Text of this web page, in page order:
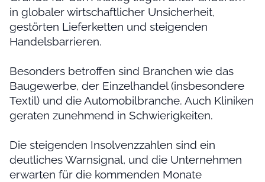
in globaler wirtschaftlicher Unsicherheit,
gestörten Lieferketten und steigenden
Handelsbarrieren.
Besonders betroffen sind Branchen wie das
Baugewerbe, der Einzelhandel (insbesondere
Textil) und die Automobilbranche. Auch Kliniken
geraten zunehmend in Schwierigkeiten.
Die steigenden Insolvenzzahlen sind ein
deutliches Warnsignal, und die Unternehmen
erwarten für die kommenden Monate